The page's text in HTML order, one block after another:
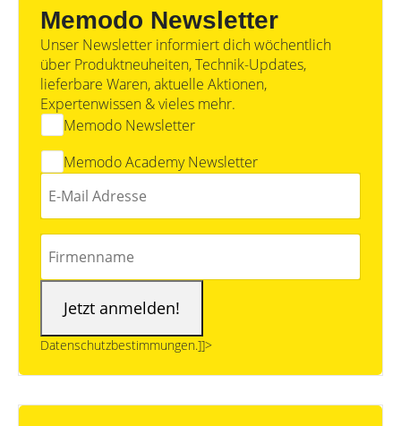
Memodo Newsletter
Unser Newsletter informiert dich wöchentlich
über Produktneuheiten, Technik-Updates,
lieferbare Waren, aktuelle Aktionen,
Expertenwissen & vieles mehr.
Memodo Newsletter
Memodo Academy Newsletter
Datenschutzbestimmungen.]]>